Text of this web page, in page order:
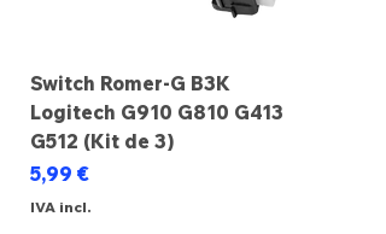
Switch Romer-G B3K
Logitech G910 G810 G413
G512 (Kit de 3)
Preço
5,99 €
IVA incl.